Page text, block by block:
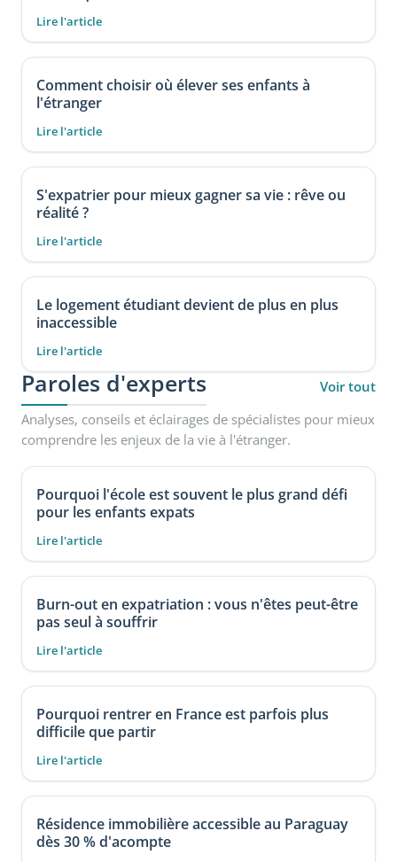
Lire l'article
Comment choisir où élever ses enfants à
l'étranger
Lire l'article
S'expatrier pour mieux gagner sa vie : rêve ou
réalité ?
Lire l'article
Le logement étudiant devient de plus en plus
inaccessible
Lire l'article
Paroles d'experts
Voir tout
Analyses, conseils et éclairages de spécialistes pour mieux
comprendre les enjeux de la vie à l'étranger.
Pourquoi l'école est souvent le plus grand défi
pour les enfants expats
Lire l'article
Burn-out en expatriation : vous n'êtes peut-être
pas seul à souffrir
Lire l'article
Pourquoi rentrer en France est parfois plus
difficile que partir
Lire l'article
Résidence immobilière accessible au Paraguay
dès 30 % d'acompte